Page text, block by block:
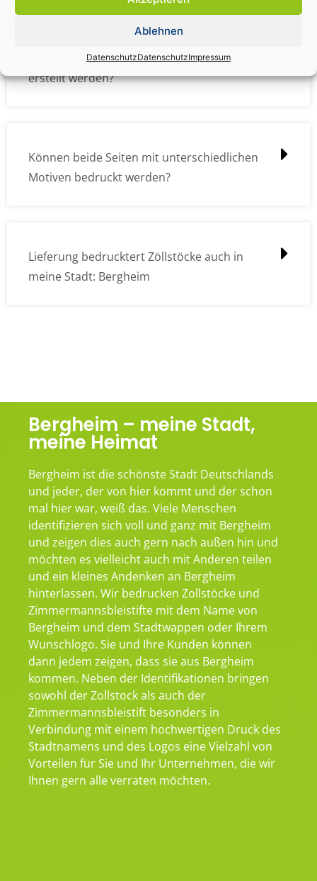
Ablehnen
DatenschutzDatenschutzImpressum
Wie müssen die Druckdateien angelegt /
erstellt werden?
Können beide Seiten mit unterschiedlichen
Motiven bedruckt werden?
Lieferung bedrucktert Zöllstöcke auch in
meine Stadt: Bergheim
Bergheim – meine Stadt,
meine Heimat
Bergheim ist die schönste Stadt Deutschlands
und jeder, der von hier kommt und der schon
mal hier war, weiß das. Viele Menschen
identifizieren sich voll und ganz mit Bergheim
und zeigen dies auch gern nach außen hin und
möchten es vielleicht auch mit Anderen teilen
und ein kleines Andenken an Bergheim
hinterlassen. Wir bedrucken Zollstöcke und
Zimmermannsbleistifte mit dem Name von
Bergheim und dem Stadtwappen oder Ihrem
Wunschlogo. Sie und Ihre Kunden können
dann jedem zeigen, dass sie aus Bergheim
kommen. Neben der Identifikationen bringen
sowohl der Zollstock als auch der
Zimmermannsbleistift besonders in
Verbindung mit einem hochwertigen Druck des
Stadtnamens und des Logos eine Vielzahl von
Vorteilen für Sie und Ihr Unternehmen, die wir
Ihnen gern alle verraten möchten.